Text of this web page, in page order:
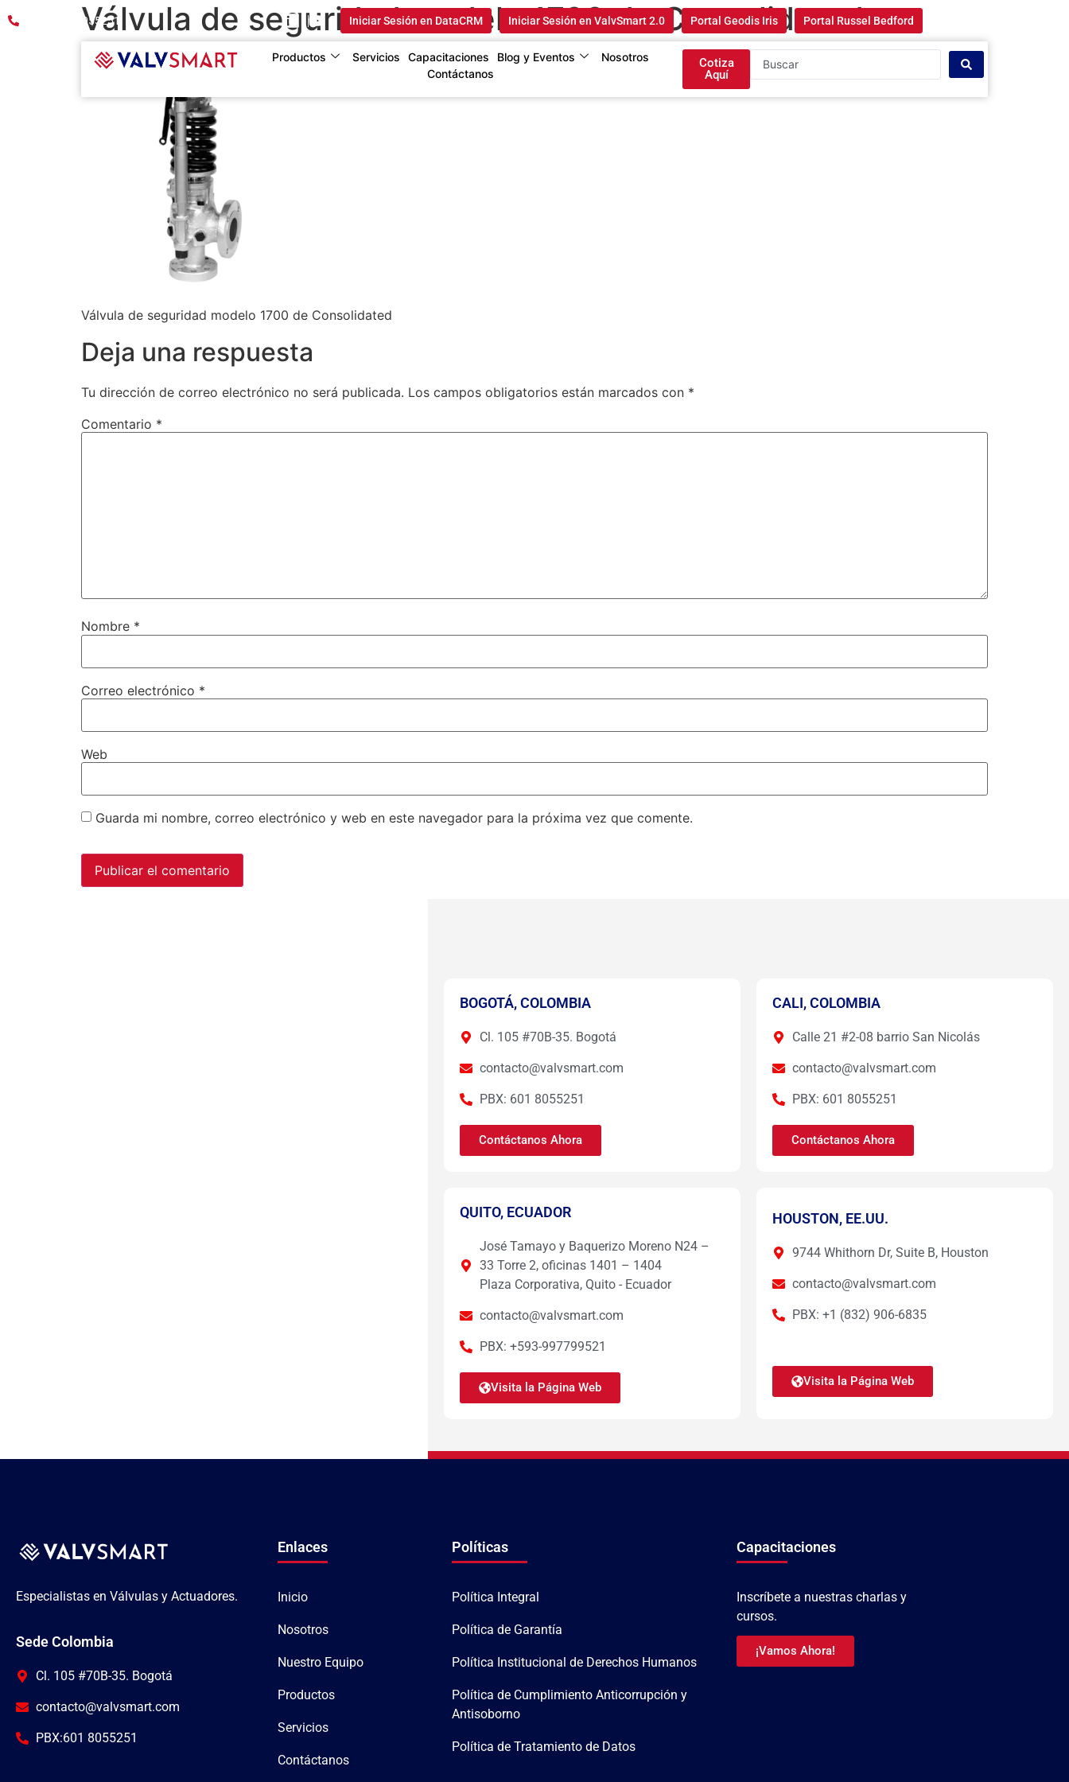
PBX:601 8055251 Iniciar Sesión en DataCRM Iniciar Sesión en ValvSmart 2.0 Portal Geodis Iris Portal Russel Bedford
Productos Servicios Capacitaciones Blog y Eventos
Nosotros
Contáctanos
Cotiza
Aquí
Válvula de seguridad modelo 1700 de Consolidated
Válvula de seguridad modelo 1700 de Consolidated
Deja una respuesta
Tu dirección de correo electrónico no será publicada. Los campos obligatorios están marcados con *
Comentario *
Nombre *
Correo electrónico *
Web
Guarda mi nombre, correo electrónico y web en este navegador para la próxima vez que comente.
BOGOTÁ, COLOMBIA
Cl. 105 #70B-35. Bogotá
contacto@valvsmart.com
PBX: 601 8055251
Contáctanos Ahora
CALI, COLOMBIA
Calle 21 #2-08 barrio San Nicolás
contacto@valvsmart.com
PBX: 601 8055251
Contáctanos Ahora
QUITO, ECUADOR
José Tamayo y Baquerizo Moreno N24 –
33 Torre 2, oficinas 1401 – 1404
Plaza Corporativa, Quito - Ecuador
contacto@valvsmart.com
PBX: +593-997799521
Visita la Página Web
HOUSTON, EE.UU.
9744 Whithorn Dr, Suite B, Houston
contacto@valvsmart.com
PBX: +1 (832) 906-6835
Visita la Página Web
Especialistas en Válvulas y Actuadores.
Sede Colombia
Cl. 105 #70B-35. Bogotá
contacto@valvsmart.com
PBX:601 8055251
Enlaces
Inicio
Nosotros
Nuestro Equipo
Productos
Servicios
Contáctanos
Políticas
Política Integral
Política de Garantía
Política Institucional de Derechos Humanos
Política de Cumplimiento Anticorrupción y
Antisoborno
Política de Tratamiento de Datos
Capacitaciones
Inscríbete a nuestras charlas y
cursos.
¡Vamos Ahora!